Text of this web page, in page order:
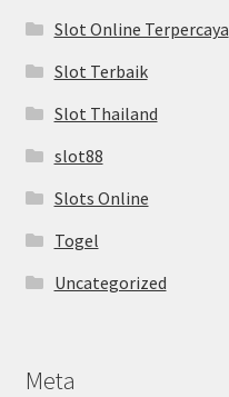
Slot Online Terpercaya
Slot Terbaik
Slot Thailand
slot88
Slots Online
Togel
Uncategorized
Meta